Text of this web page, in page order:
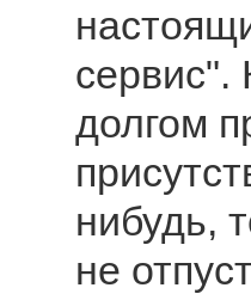
сервис".
долгом
нибудь,
не